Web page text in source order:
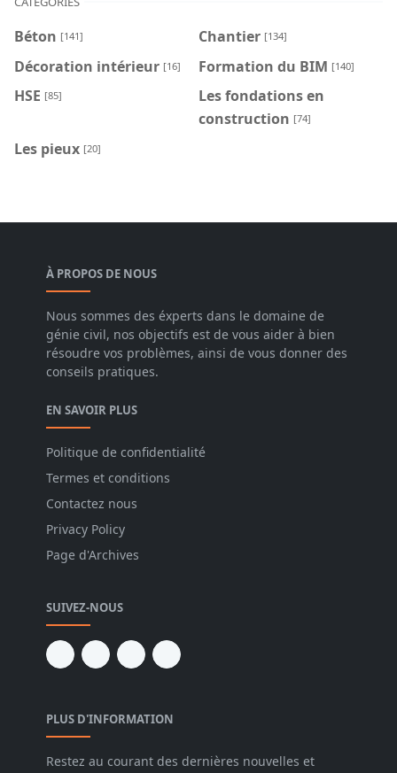
Béton [141] Chantier [134]
Décoration intérieur [16] Formation du BIM [140]
HSE [85]
Les fondations en
construction [74]
Les pieux [20]
À PROPOS DE NOUS
Nous sommes des éxperts dans le domaine de
génie civil, nos objectifs est de vous aider à bien
résoudre vos problèmes, ainsi de vous donner des
conseils pratiques.
EN SAVOIR PLUS
Politique de confidentialité
Termes et conditions
Contactez nous
Privacy Policy
Page d'Archives
SUIVEZ-NOUS
PLUS D'INFORMATION
Restez au courant des dernières nouvelles et